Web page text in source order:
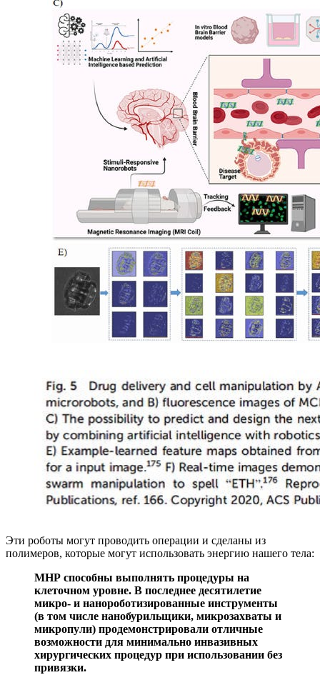
Эти роботы могут проводить операции и сделаны из
полимеров, которые могут использовать энергию нашего тела:
МНР способны выполнять процедуры на
клеточном уровне. В последнее десятилетие
микро- и нанороботизированные инструменты
(в том числе нанобурильщики, микрозахваты и
микропули) продемонстрировали отличные
возможности для минимально инвазивных
хирургических процедур при использовании без
привязки.